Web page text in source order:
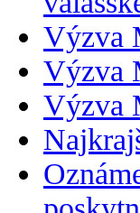
Výzva
Výzva
Výzva